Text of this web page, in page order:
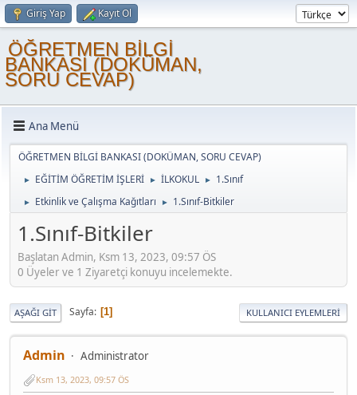
Giriş Yap Kayıt Ol
ÖĞRETMEN BİLGİ
BANKASI (DOKÜMAN,
SORU CEVAP)
Ana Menü
ÖĞRETMEN BİLGİ BANKASI (DOKÜMAN, SORU CEVAP)
► EĞİTİM ÖĞRETİM İŞLERİ ► İLKOKUL ► 1.Sınıf
► Etkinlik ve Çalışma Kağıtları ► 1.Sınıf-Bitkiler
1.Sınıf-Bitkiler
Başlatan Admin, Ksm 13, 2023, 09:57 ÖS
0 Üyeler ve 1 Ziyaretçi konuyu incelemekte.
AŞAĞI GIT Sayfa 1 KULLANICI EYLEMLERI
Admin Administrator
Ksm 13, 2023, 09:57 ÖS